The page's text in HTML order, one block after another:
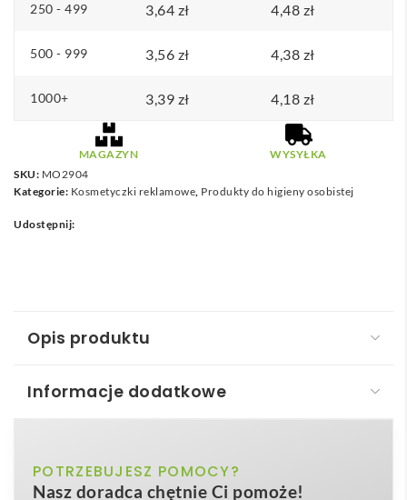
250 - 499 3,64 zł 4,48 zł
500 - 999 3,56 zł 4,38 zł
1000+ 3,39 zł 4,18 zł
MAGAZYN
WYSYŁKA
SKU: MO2904
Kategorie: Kosmetyczki reklamowe, Produkty do higieny osobistej
Udostępnij:
Opis produktu
niezwykle praktycznygadżet, który przenosi
Informacje dodatkowe
Kolor
przezroczysty fioletowy, przezroczysty
pomarańczowy, przezroczysty różowy
POTRZEBUJESZ POMOCY?
Nasz doradca chętnie Ci pomoże!